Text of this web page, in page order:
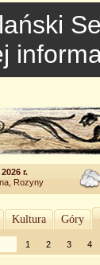
r.
Rozyny
Kultura Góry
1 2 3 4